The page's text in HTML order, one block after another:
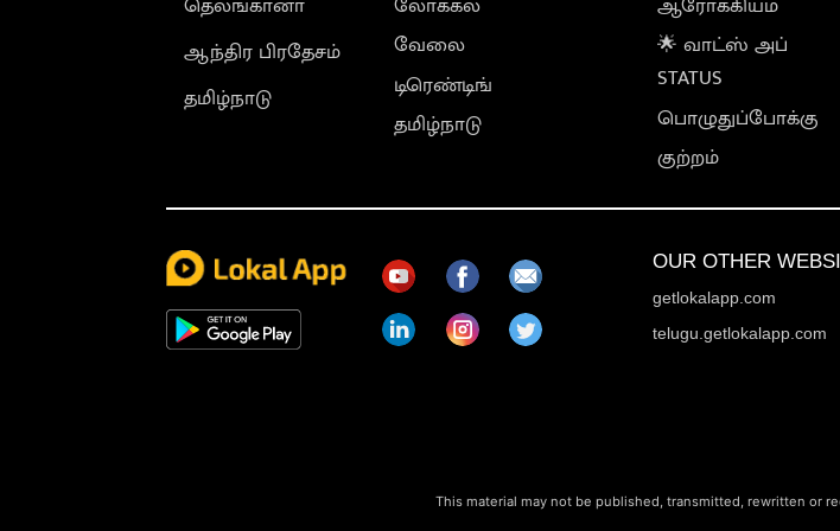
ஆந்திர பிரதேசம்
தமிழ்நாடு
வேலை
டிரெண்டிங்
தமிழ்நாடு
🌟 வாட்ஸ் அப்
STATUS
பொழுதுப்போக்கு
குற்றம்
OUR OTHER
getlokalapp.com
telugu.getlokalapp.com
This material may not be published, transmitted, rewritten or